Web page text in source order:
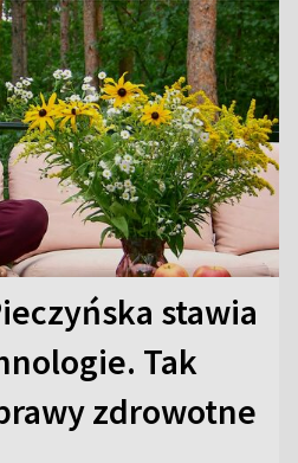
stawia
Tak
zdrowotne